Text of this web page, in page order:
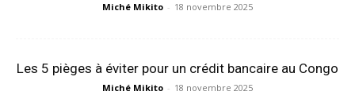
Miché Mikito - 18 novembre 2025
Les 5 pièges à éviter pour un crédit bancaire au Congo
Miché Mikito - 18 novembre 2025